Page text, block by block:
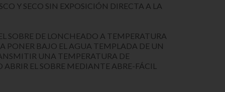
Y SECO SIN EXPOSICIÓN DIRECTA A LA
SOBRE DE LONCHEADO A TEMPERATURA
PONER BAJO EL AGUA TEMPLADA DE UN
UNA TEMPERATURA DE
EL SOBRE MEDIANTE ABRE-FÁCIL